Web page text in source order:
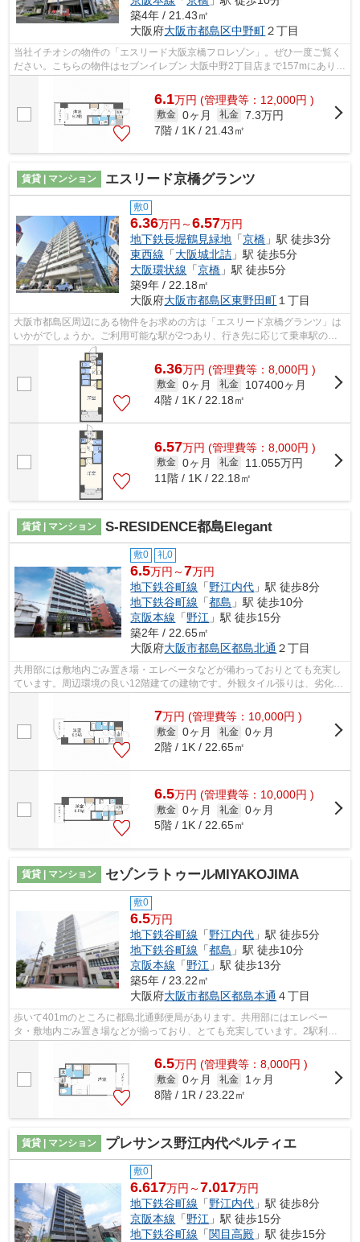
築4年 / 21.43㎡
大阪府大阪市都島区中野町２丁目
当社イチオシの物件の「エスリード大阪京橋フロレゾン」。ぜひ一度ご覧く
ださい。こちらの物件はセブンイレブン 大阪中野2丁目店まで157mにありま
6.1万円 (管理費等：12,000円 )
敷金 0ヶ月 礼金 7.3万円
7階 / 1K / 21.43㎡
賃貸 | マンション エスリード京橋グランツ
敷0
6.36万円～6.57万円
地下鉄長堀鶴見緑地 「京橋 」駅 徒歩3分
東西線 「大阪城北詰 」駅 徒歩5分
大阪環状線 「京橋 」駅 徒歩5分
築9年 / 22.18㎡
大阪府大阪市都島区東野田町 １丁目
大阪市都島区周辺にある物件をお求めの方は「エスリード京橋グランツ」は
いかがでしょうか。ご利用可能な駅が2つあり、行き先に応じて乗車駅の使
い分けができます。駅から徒歩3分とい...
6.36万円 (管理費等：8,000円 )
敷金 0ヶ月 礼金
107400ヶ月
4階 / 1K / 22.18㎡
6.57万円 (管理費等：8,000円 )
敷金 0ヶ月 礼金
11.055万円
11階 / 1K / 22.18㎡
賃貸 | マンション S-RESIDENCE都島Elegant
敷0 礼0
6.5万円～7万円
地下鉄谷町線 「野江内代 」駅 徒歩8分
地下鉄谷町線 「都島 」駅 徒歩10分
京阪本線 「野江 」駅 徒歩15分
築2年 / 22.65㎡
大阪府大阪市都島区都島北通 ２丁目
共用部には敷地内ごみ置き場・エレベータなどが備わっておりとても充実し
ています。周辺環境の良い12階建ての建物です。外観タイル張りは、劣化が
少なくいつまも美しい外観を保ちます...
7万円 (管理費等：10,000円 )
敷金 0ヶ月 礼金 0ヶ月
2階 / 1K / 22.65㎡
6.5万円 (管理費等：10,000円 )
敷金 0ヶ月 礼金 0ヶ月
5階 / 1K / 22.65㎡
賃貸 | マンション セゾンラトゥールMIYAKOJIMA
敷0
6.5万円
地下鉄谷町線 「野江内代 」駅 徒歩5分
地下鉄谷町線 「都島 」駅 徒歩10分
京阪本線 「野江 」駅 徒歩13分
築5年 / 23.22㎡
大阪府大阪市都島区都島本通 ４丁目
歩いて401mのところに都島北通郵便局があります。共用部にはエレベー
タ・敷地内ごみ置き場などが揃っており、とても充実しています。2駅利用
可能な利便性の高いマンションです。徒歩5...
6.5万円 (管理費等：8,000円 )
敷金 0ヶ月 礼金
1ヶ月
8階 / 1R / 23.22㎡
賃貸 | マンション プレサンス野江内代ペルティエ
敷0
6.617万円～7.017万円
地下鉄谷町線 「野江内代 」駅 徒歩8分
京阪本線 「野江 」駅 徒歩15分
地下鉄谷町線 「関目高殿 」駅 徒歩15分